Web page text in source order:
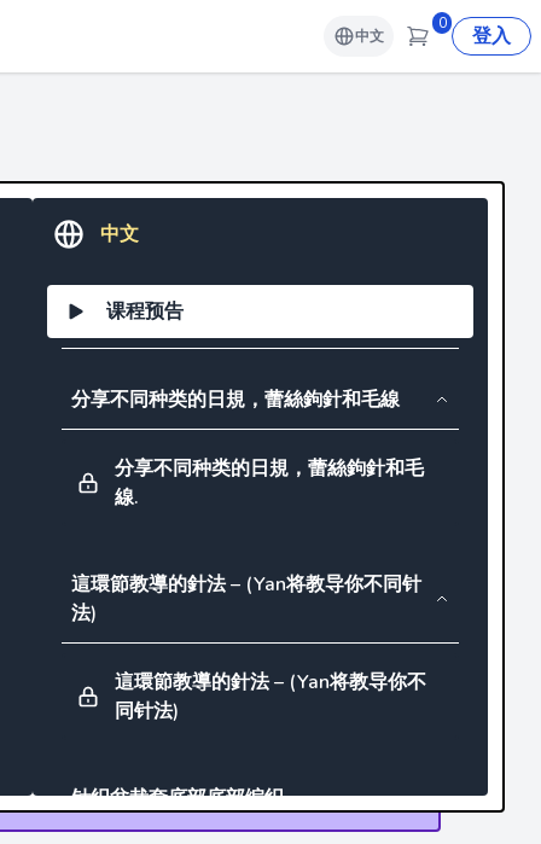
中文
0 登入
中文
课程预告
分享不同种类的日規，蕾絲鉤針和毛線
分享不同种类的日規，蕾絲鉤針和毛
線.
這環節教導的針法 – (Yan将教导你不同针
法)
這環節教導的針法 – (Yan将教导你不
同针法)
针织盆栽套底部底部编织